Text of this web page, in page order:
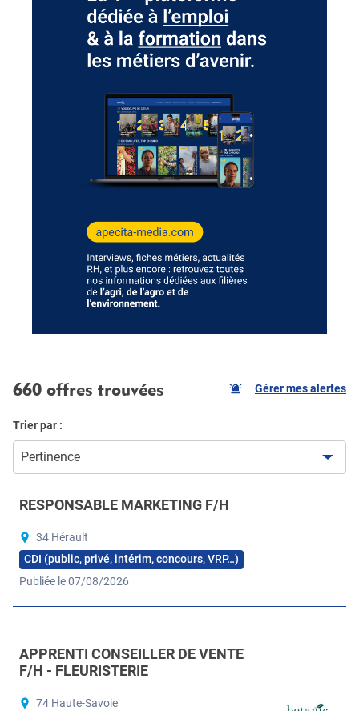
660 offres trouvées Gérer mes alertes
Trier par :
Pertinence
RESPONSABLE MARKETING F/H
34 Hérault
CDI (public, privé, intérim, concours, VRP…)
Publiée le 07/08/2026
APPRENTI CONSEILLER DE VENTE
F/H - FLEURISTERIE
74 Haute-Savoie